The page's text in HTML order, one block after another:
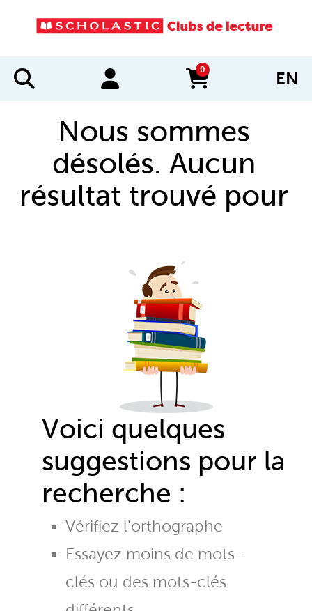
0
items in cart EN
Nous sommes
désolés. Aucun
résultat trouvé pour
Voici quelques
suggestions pour la
recherche :
Vérifiez l'orthographe
Essayez moins de mots-
clés ou des mots-clés